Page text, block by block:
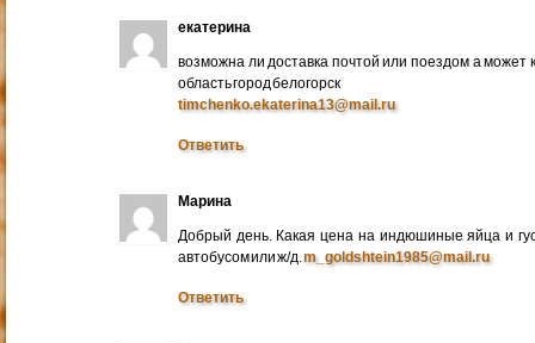
екатерина
возможна ли доставка почтой или поездом а
область город белогорск
timchenko.ekaterina13@mail.ru
Ответить
Марина
Добрый день. Какая цена на индюшиные яйца и
автобусом или ж/д.m_goldshtein1985@mail.ru
Ответить